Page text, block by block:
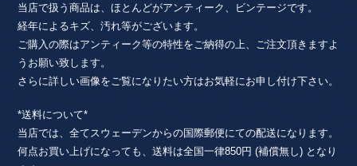
当店で扱う商品は、ほとんどがアンティーク、ビンテージです。
経年によるキズ、汚れ等がございます。
ご購入の際はアンティーク等の特性をご納得の上、ご注文頂きますよ
うお願い致します。
さらに詳しい画像をご覧になりたい方はお気軽にお申し付け下さい。
*送料について*
当店では、全てスウェーデンからの国際郵便にての配送になります。
何点お買い上げになっても、送料は全国一律850円 (補償無し) となり